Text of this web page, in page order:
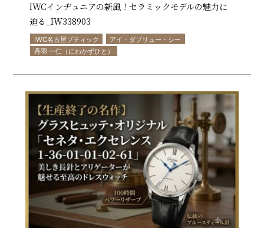
IWCインヂュニアの新風！セラミックモデルの魅力に
迫る_IW338903
IWC名古屋ブティック
アイ・ダブリュー・シー
丹羽 一仁（にわかずひと）